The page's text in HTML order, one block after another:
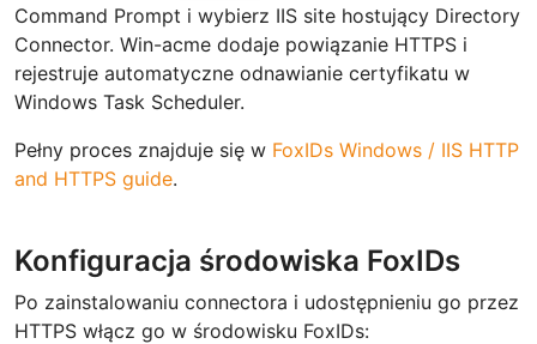
Command Prompt i wybierz IIS site hostujący Directory
Connector. Win-acme dodaje powiązanie HTTPS i
rejestruje automatyczne odnawianie certyfikatu w
Windows Task Scheduler.
Pełny proces znajduje się w FoxIDs Windows / IIS HTTP
and HTTPS guide.
Konfiguracja środowiska FoxIDs
Po zainstalowaniu connectora i udostępnieniu go przez
HTTPS włącz go w środowisku FoxIDs: